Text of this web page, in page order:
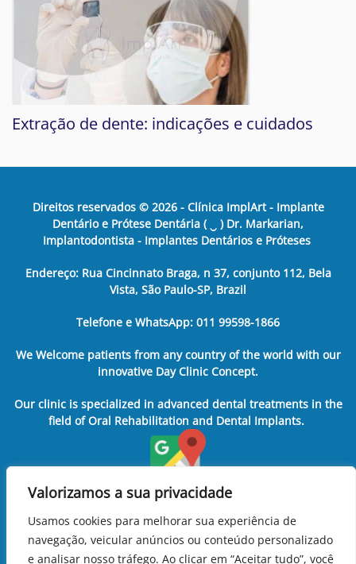
Valorizamos a sua privacidade
Usamos cookies para melhorar sua experiência de
navegação, veicular anúncios ou conteúdo personalizado
e analisar nosso tráfego. Ao clicar em “Aceitar tudo”, você
Extração de dente: indicações e cuidados
Direitos reservados © 2026- Clínica ImplArt - Implante
Dentário e Prótese Dentária ( ‿ ) Dr. Markarian,
Implantodontista - Implantes Dentários e Próteses
Endereço: Rua Cincinnato Braga, n 37, conjunto 112, Bela
Vista, São Paulo-SP, Brazil
Telefone e WhatsApp: 011 99598-1866
We Welcome patients from any country of the world with our
innovative Day Clinic Concept.
Our clinic is specialized in advanced dental treatments in the
field of Oral Rehabilitation and Dental Implants.